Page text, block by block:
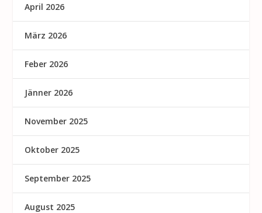
April 2026
März 2026
Feber 2026
Jänner 2026
November 2025
Oktober 2025
September 2025
August 2025